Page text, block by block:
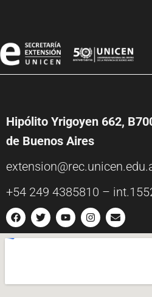
Hipólito Yrigoyen 662,
de Buenos Aires
+54 249 4385810 –